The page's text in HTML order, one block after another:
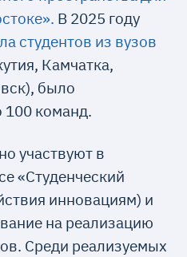
В 2025 году
студентов из вузов
Камчатка,
было
команд.
участвуют в
«Студенческий
инновациям) и
на реализацию
Среди реализуемых